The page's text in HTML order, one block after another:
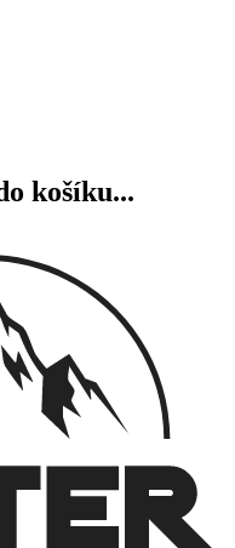
košíku...